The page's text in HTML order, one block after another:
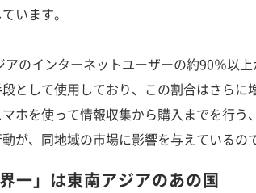
います。
のインターネットユーザーの約90％以
として使用しており、この割合はさらに
ホを使って情報収集から購入までを行う
が、同地域の市場に影響を与えているの
一」は東南アジアのあの国